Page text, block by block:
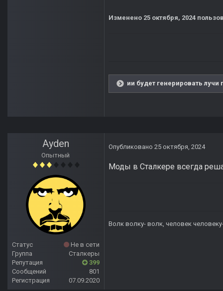
Изменено 25 октября, 2024
ии будет генерировать
Ayden
Опытный
Статус
Не в сети
Группа
Сталкеры
Репутация
399
Сообщений
801
Регистрация
07.09.2020
Опубликовано 25 октября, 2024
Моды в Сталкере всегда
Волк волку- волк, человек